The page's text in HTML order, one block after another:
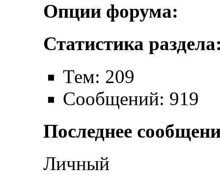
Опции форума:
Статистика
Тем: 209
Сообщений: 919
Последнее
Личный